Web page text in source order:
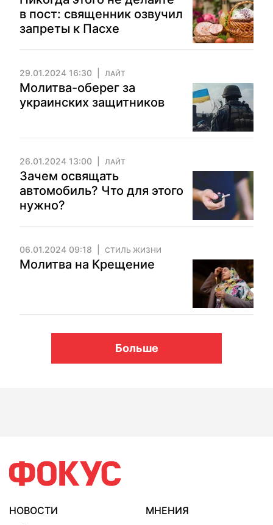
в пост: священник озвучил
запреты к Пасхе
29.01.2024 16:30 ЛАЙТ
Молитва-оберег за
украинских защитников
26.01.2024 13:00 ЛАЙТ
Зачем освящать
автомобиль? Что для этого
нужно?
06.01.2024 09:18 СТИЛЬ ЖИЗНИ
Молитва на Крещение
Больше
НОВОСТИ
МНЕНИЯ